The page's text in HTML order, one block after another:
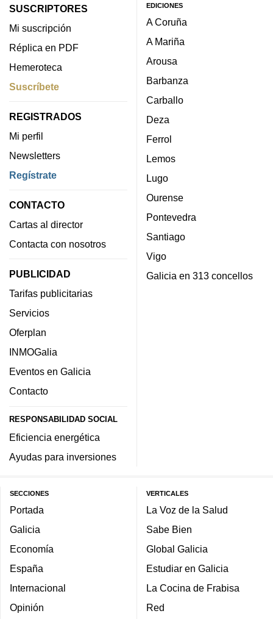
SUSCRIPTORES
Mi suscripción
Réplica en PDF
Hemeroteca
Suscríbete
REGISTRADOS
Mi perfil
Newsletters
Regístrate
CONTACTO
Cartas al director
Contacta con nosotros
PUBLICIDAD
Tarifas publicitarias
Servicios
Oferplan
INMOGalia
Eventos en Galicia
Contacto
RESPONSABILIDAD SOCIAL
Eficiencia energética
Ayudas para inversiones
EDICIONES
A Coruña
A Mariña
Arousa
Barbanza
Carballo
Deza
Ferrol
Lemos
Lugo
Ourense
Pontevedra
Santiago
Vigo
Galicia en 313 concellos
SECCIONES
Portada
Galicia
Economía
España
Internacional
Opinión
VERTICALES
La Voz de la Salud
Sabe Bien
Global Galicia
Estudiar en Galicia
La Cocina de Frabisa
Red